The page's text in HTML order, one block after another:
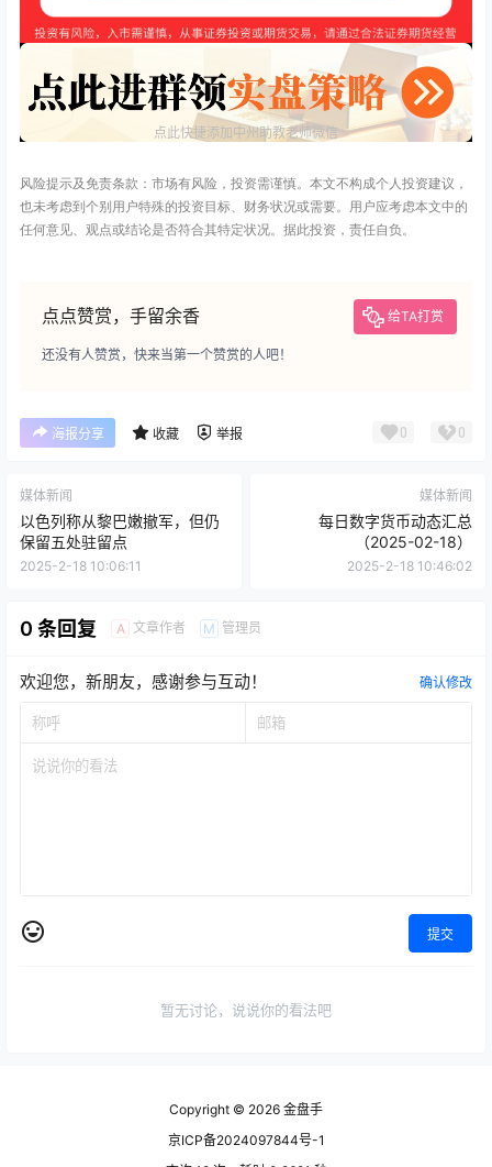
点此快捷添加中州助教老师微信
风险提示及免责条款：市场有风险，投资需谨慎。本文不构成个人投资建议，
也未考虑到个别用户特殊的投资目标、财务状况或需要。用户应考虑本文中的
任何意见、观点或结论是否符合其特定状况。据此投资，责任自负。
点点赞赏，手留余香 给TA打赏
还没有人赞赏，快来当第一个赞赏的人吧！
海报分享 收藏 举报 0 0
媒体新闻
以色列称从黎巴嫩撤军，但仍
保留五处驻留点
2025-2-18 10:06:11
媒体新闻
每日数字货币动态汇总
（2025-02-18）
2025-2-18 10:46:02
0 条回复 A 文章作者 M 管理员
欢迎您，新朋友，感谢参与互动！ 确认修改
提交
暂无讨论，说说你的看法吧
Copyright © 2026 金盘手
京ICP备2024097844号-1